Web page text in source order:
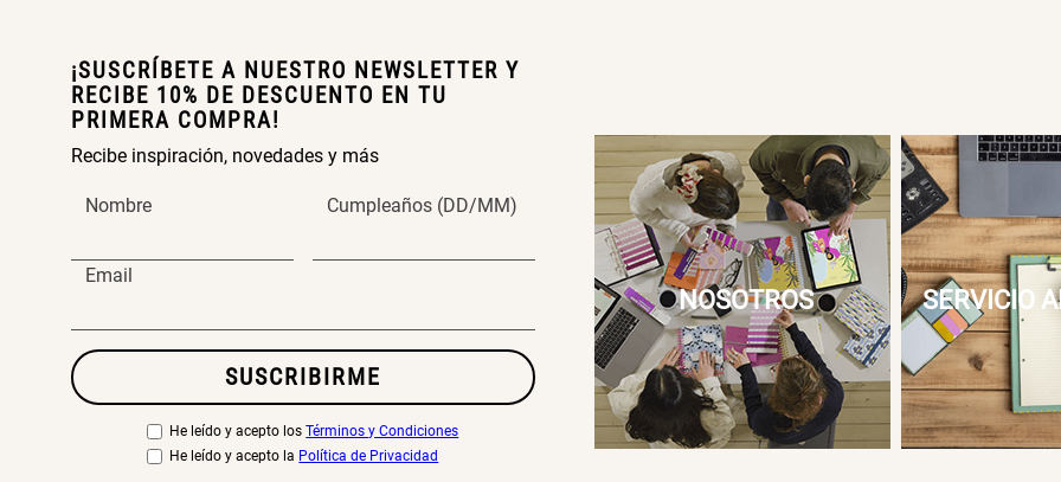
¡SUSCRÍBETE A NUESTRO NEWSLETTER Y
RECIBE 10% DE DESCUENTO EN TU
PRIMERA COMPRA!
Recibe inspiración, novedades y más
Nombre Cumpleaños (DD/MM)
Email
SUSCRIBIRME
He leído y acepto los Términos y Condiciones
He leído y acepto la Política de Privacidad
NOSOTROS SERVICIO